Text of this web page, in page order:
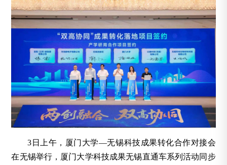
3日上午，厦门大学—无锡科技成果转化合作对接会
在无锡举行，厦门大学科技成果无锡直通车系列活动同步